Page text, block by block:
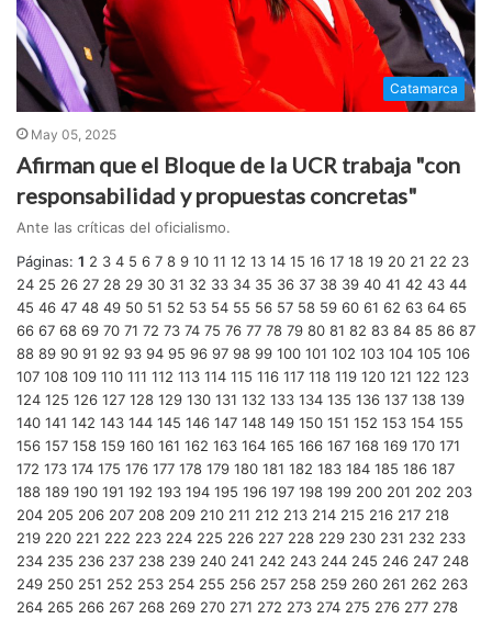
Catamarca
May 05, 2025
Afirman que el Bloque de la UCR trabaja "con
responsabilidad y propuestas concretas"
Ante las críticas del oficialismo.
Páginas: 1 2 3 4 5 6 7 8 9 10 11 12 13 14 15 16 17 18 19 20 21 22 23
24 25 26 27 28 29 30 31 32 33 34 35 36 37 38 39 40 41 42 43 44
45 46 47 48 49 50 51 52 53 54 55 56 57 58 59 60 61 62 63 64 65
66 67 68 69 70 71 72 73 74 75 76 77 78 79 80 81 82 83 84 85 86 87
88 89 90 91 92 93 94 95 96 97 98 99 100 101 102 103 104 105 106
107 108 109 110 111 112 113 114 115 116 117 118 119 120 121 122 123
124 125 126 127 128 129 130 131 132 133 134 135 136 137 138 139
140 141 142 143 144 145 146 147 148 149 150 151 152 153 154 155
156 157 158 159 160 161 162 163 164 165 166 167 168 169 170 171
172 173 174 175 176 177 178 179 180 181 182 183 184 185 186 187
188 189 190 191 192 193 194 195 196 197 198 199 200 201 202 203
204 205 206 207 208 209 210 211 212 213 214 215 216 217 218
219 220 221 222 223 224 225 226 227 228 229 230 231 232 233
234 235 236 237 238 239 240 241 242 243 244 245 246 247 248
249 250 251 252 253 254 255 256 257 258 259 260 261 262 263
264 265 266 267 268 269 270 271 272 273 274 275 276 277 278